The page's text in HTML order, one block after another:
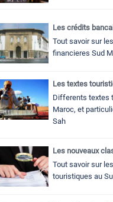
Les crédits
Tout savoir sur
financieres Sud
Les textes
Differents textes
Maroc, et
Sah
Les nouveaux
Tout savoir sur
touristiques au